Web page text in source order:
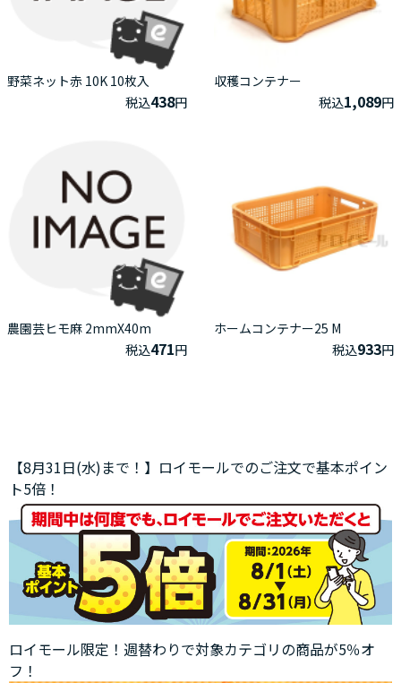
野菜ネット赤 10K 10枚入
税込438円
収穫コンテナー
税込1,089円
農園芸ヒモ麻 2mmX40m
税込471円
ホームコンテナー25 M
税込933円
【8月31日(水)まで！】ロイモールでのご注文で基本ポイン
ト5倍！
ロイモール限定！週替わりで対象カテゴリの商品が5％オ
フ！